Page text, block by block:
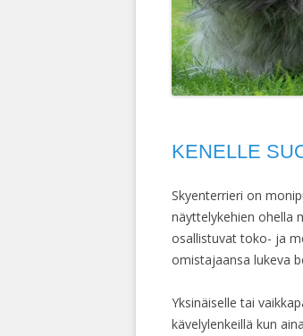
KENELLE
Skyenterrieri on
näyttelykehien ohella
osallistuvat toko- ja
omistajaansa lukeva
Yksinäiselle tai
kävelylenkeillä kun